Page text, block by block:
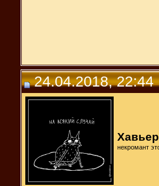
24.04.2018, 22:44
некромант